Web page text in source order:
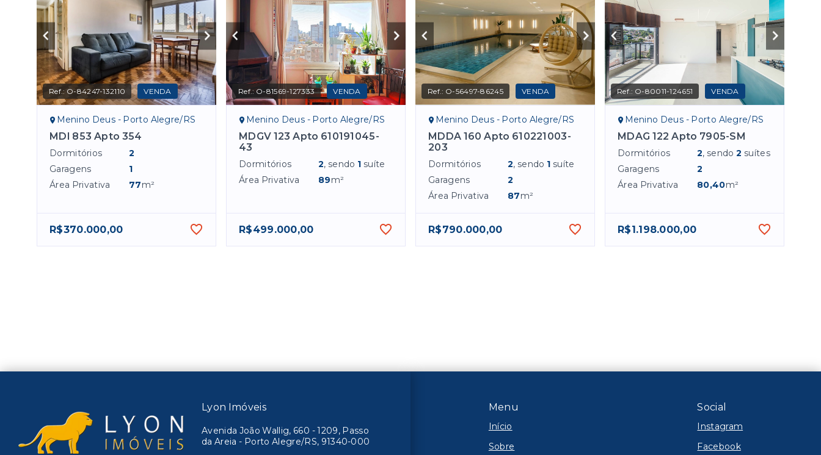
Ref.: O-84247-132110 VENDA
Menino Deus - Porto Alegre/RS
MDI 853 Apto 354
Dormitórios
2
Garagens
1
Área Privativa
77m²
R$370.000,00
Ref.: O-81569-127333 VENDA
Menino Deus - Porto Alegre/RS
MDGV 123 Apto 610191045-
43
Dormitórios 2, sendo 1 suíte
Área Privativa
89m²
R$499.000,00
Ref.: O-56497-86245 VENDA
Menino Deus - Porto Alegre/RS
MDDA 160 Apto 610221003-
203
Dormitórios 2, sendo 1 suíte
Garagens
2
Área Privativa
87m²
R$790.000,00
Ref.: O-80011-124651 VENDA
Menino Deus - Porto Alegre/RS
MDAG 122 Apto 7905-SM
Dormitórios 2, sendo2 suítes
Garagens
2
Área Privativa
80,40m²
R$1.198.000,00
Menu
Início
Sobre
Social
Instagram
Facebook
Lyon Imóveis
Avenida João Wallig, 660 - 1209, Passo
da Areia - Porto Alegre/RS, 91340-000